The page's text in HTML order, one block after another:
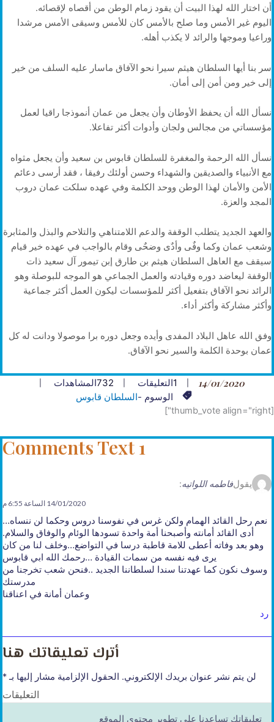
أن اختار الله لهذا البيت أن يقود زمام الوطن من أقصاه لإقصائه.
اليوم غير الأمس وما صلح بالأمس كان للأمس وسيقى الأمس مرشدا
وراعيا وموجها والرائد لا يكذب أهله.
سر بنا أيها السلطان هيثم سيرا نحو الآفاق ماسار عليه السلف من خير
إلى خير ومن أمن إلى أمان.
نسأل الله أن يحفظ الأوطان وأن يجعل من عمان أنموذجا راقيا لعمل
مؤسساتي من مجالس ولجان وأدوات أكثر تفاعلا.
نسأل الله الرحمة والمغفرة للسلطان قابوس بن سعيد وأن يجعل مثواه
مع الأنبياء والصديقين والشهداء وحسن أولئك رفيقا ، فقد أرسى دعائم
الأمن والأمان لهذا الوطن ووحد الكلمة وفي عهده سلكت عمان دروب
المجد والعزة.
والعهد الجديد يتطلب الوقفة والدعم اللامتناهي والتلاحم والبذل والمثابرة
وشعب عمان وكما وفٌى وأدٌى وضحٌى وقام بالواجب في عهده خير قيام
سيقف مع العاهل السلطان هيثم بن طارق إبن تيمور آل سعيد ذات
الوقفة ليعاضد دوره وقيادته والعمل الجماعي هو الموجه للبوصلة وهو
الرائد نحو الآفاق بتفعيل أكثر للمؤسسات ليكون العمل أكثر جماعية
وأكثر مشاركة وأكثر أداء.
وفق الله عاهل البلاد المفدى وأيده وجعل دوره برا موصولا ودانت له كل
عمان بوحدة الكلمة والسير نحو الآفاق.
14/01/2020
1التعليقات 732المشاهدات
الوسوم -السلطان قابوس
[thumb_vote align="right"]
1 Comments Text
يقولفاطمه اللواتيه:
14/01/2020 الساعة 6:55 م
نعم رحل القائد الهمام ولكن غرس في نفوسنا دروس وحكما لن ننساه…
أدى القائد أمانته وأصبحنا أمة واحدة تسودها الوئام والوفاق والسلام.
وهو بعد وفاته أعطى للامة قاطبة درسا في التواضع…وخلف لنا من كان
يرى فيه نفسه من سمات القيادة …رحمك الله ابي قابوس
وسوف نكون كما عهدتنا سندا لسلطاننا الجديد ..فنحن شعب تخرجنا من
مدرستك
وعمان أمانة في اعناقنا
رد
أترك تعليقاتك هنا
لن يتم نشر عنوان بريدك الإلكتروني. الحقول الإلزامية مشار إليها بـ*
التعليقات